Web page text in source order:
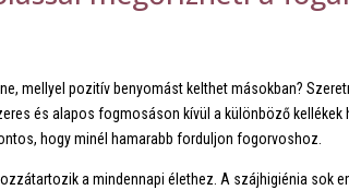
mellyel pozitív benyomást kelthet másokban?
és alapos fogmosáson kívül a különböző kellékek
hogy minél hamarabb forduljon fogorvoshoz.
a mindennapi élethez. A szájhigiénia sok